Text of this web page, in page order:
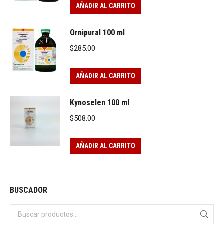
AÑADIR AL CARRITO
Ornipural 100 ml
$285.00
AÑADIR AL CARRITO
Kynoselen 100 ml
$508.00
AÑADIR AL CARRITO
BUSCADOR